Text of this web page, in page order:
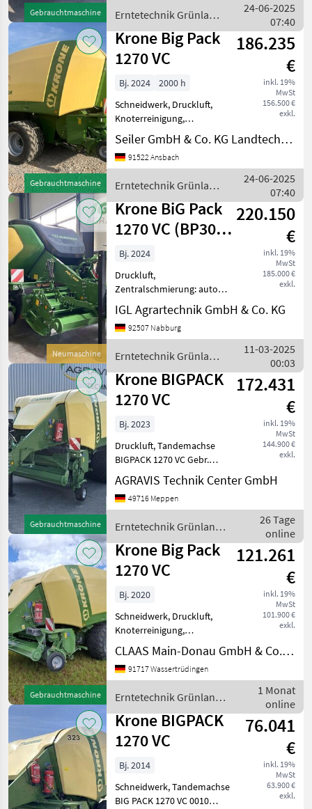
Gebrauchtmaschine
Großpackenpresse Big Pack
1270 VC Gebrauc
Erntetechnik Grünland
/ Krone
24-06-2025
07:40
Gebrauchtmaschine
Krone Big Pack
1270 VC
186.235
€
inkl. 19%
MwSt
156.500 €
exkl.
Bj. 2024
2000 h
Schneidwerk, Druckluft,
Knoterreinigung,
Zentralschmierung: autom.
Zentralschmierung Krone
Großpackenpresse Big Pack
Standardknoter (Ras) - 1140
Seiler GmbH & Co. KG Landtechnik
91522 Ansbach
Erntetechnik Grünland
/ Krone
24-06-2025
07:40
Neumaschine
Krone BiG Pack
1270 VC (BP305-
11)
220.150
€
inkl. 19%
MwSt
185.000 €
exkl.
Bj. 2024
Druckluft,
Zentralschmierung: autom.
Zentralschmierung,
Tandemachse,
Zentralschmierung: man.
Schneidwerk, Ballenrampe,
Knoterreinigung,
Rollenniederhalte
IGL Agrartechnik GmbH & Co. KG
92507 Nabburg
Erntetechnik Grünland
/ Krone
11-03-2025
00:03
Gebrauchtmaschine
Krone BIGPACK
1270 VC
172.431
€
inkl. 19%
MwSt
144.900 €
exkl.
Bj. 2023
Druckluft, Tandemachse
BIGPACK 1270 VC Gebr.
Krone Presse Ballemnaß
120 x 70 Untenanhängung
Isobus Terminal
Bereifung:620/40R22, 5 60
km/h
AGRAVIS Technik Center GmbH
49716 Meppen
Erntetechnik Grünland /
Krone
26 Tage
online
Gebrauchtmaschine
Krone Big Pack
1270 VC
121.261
€
inkl. 19%
MwSt
101.900 €
exkl.
Bj. 2020
Schneidwerk, Druckluft,
Knoterreinigung,
Zentralschmierung: man.
Zentralschmierung incl.
Ballenwaage incl.
Feuchtesensor incl.
Kamerasystem Bei Interes
CLAAS Main-Donau GmbH & Co. KG, Wassertrüdingen
91717 Wassertrüdingen
Erntetechnik Grünland /
Krone
1 Monat
online
Krone BIGPACK
1270 VC
76.041
€
inkl. 19%
MwSt
63.900 €
exkl.
Bj. 2014
Schneidwerk, Tandemachse
BIG PACK 1270 VC 0010